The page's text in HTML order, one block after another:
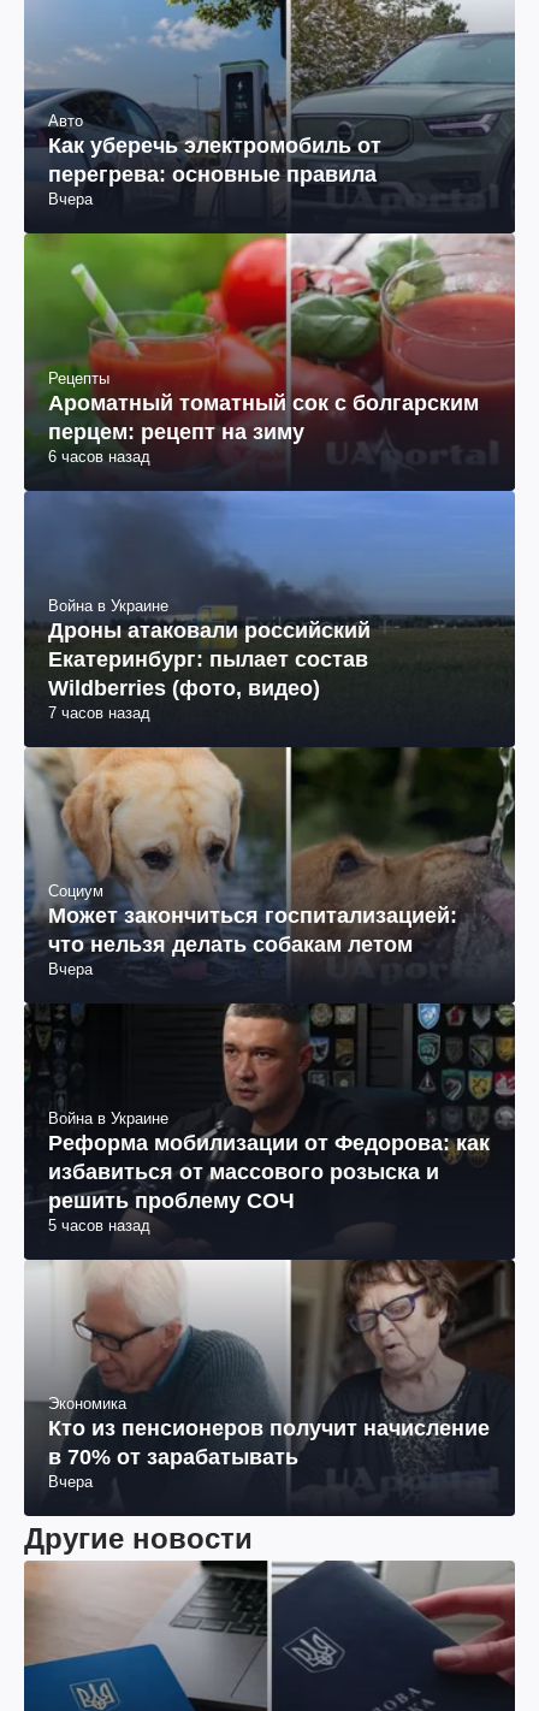
Авто
Как уберечь электромобиль от
перегрева: основные правила
Вчера
Рецепты
Ароматный томатный сок с болгарским
перцем: рецепт на зиму
6 часов назад
Война в Украине
Дроны атаковали российский
Екатеринбург: пылает состав
Wildberries (фото, видео)
7 часов назад
Социум
Может закончиться госпитализацией:
что нельзя делать собакам летом
Вчера
Война в Украине
Реформа мобилизации от Федорова: как
избавиться от массового розыска и
решить проблему СОЧ
5 часов назад
Экономика
Кто из пенсионеров получит начисление
в 70% от зарабатывать
Вчера
Другие новости